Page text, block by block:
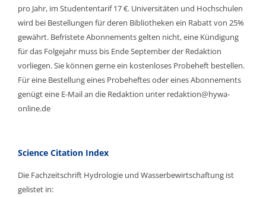
pro Jahr, im Studententarif 17 €. Universitäten und Hochschulen
wird bei Bestellungen für deren Bibliotheken ein Rabatt von 25%
gewährt. Befristete Abonnements gelten nicht, eine Kündigung
für das Folgejahr muss bis Ende September der Redaktion
vorliegen. Sie können gerne ein kostenloses Probeheft bestellen.
Für eine Bestellung eines Probeheftes oder eines Abonnements
genügt eine E-Mail an die Redaktion unter redaktion@hywa-
online.de
Science Citation Index
Die Fachzeitschrift Hydrologie und Wasserbewirtschaftung ist
gelistet in: